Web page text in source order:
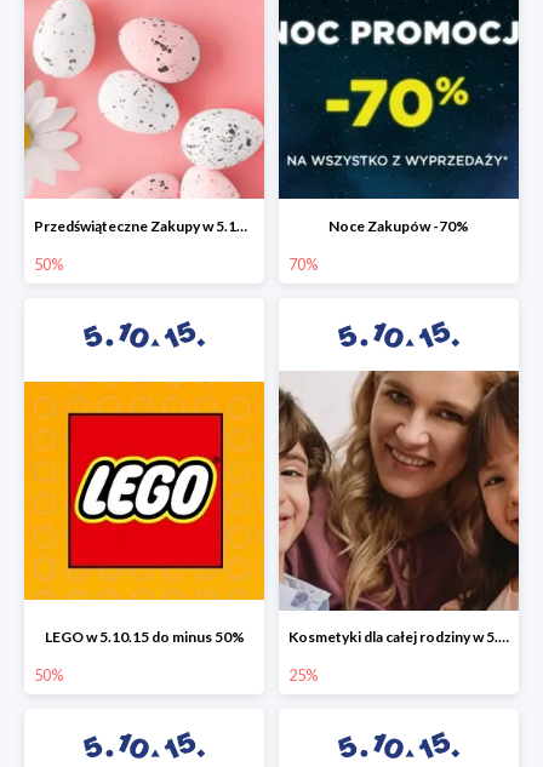
Przedświąteczne Zakupy w 5.10.15 do -50%
50%
Noce Zakupów -70%
70%
LEGO w 5.10.15 do minus 50%
50%
Kosmetyki dla całej rodziny w 5.10.15 do -25%
25%